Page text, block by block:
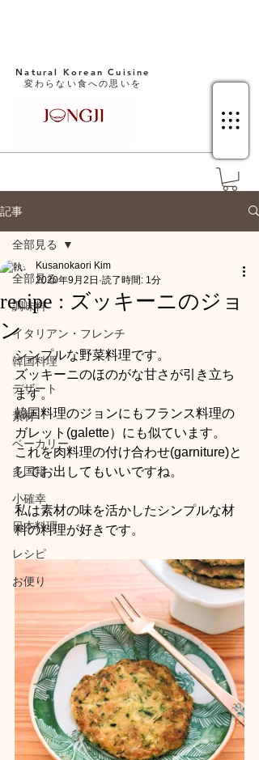
Natural Korean Cuisine​
変わらない食への思いを
記事
全部見る
調味料
イタリアン・フレンチ
韓国料理
デザート
素材
ベーカリー
多国籍
小確幸
日本料理
レシピ
お便り
全部見る
recipe : ズッキーニのジョ
ン
Kusanokaori Kim
2020年9月2日 読了時間: 1分
シンプルな野菜料理です。
ズッキーニのほのがな甘さが引き立ち
ます。
韓国料理のジョンにもフランス料理の
ガレット(galette）にも似ています。
これを肉料理の付け合わせ(garniture)と
してお出してもいいですね。
私は素材の味を活かしたシンプルな材
料の料理が好きです。